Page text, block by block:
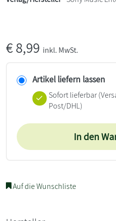
€8,99 inkl. MwSt.
Artikel liefern lassen
Sofort lieferbar
Post/DHL)
In den
Auf die Wunschliste